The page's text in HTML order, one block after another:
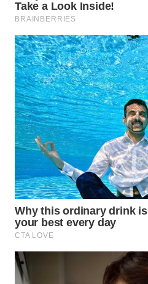
WN
TAPANULI
SELATAN
WN
TANJUNG
LESUNG
WN
KARO
WN
SIMALUNGUN
WN
LABUHANBATU
TAPANULI